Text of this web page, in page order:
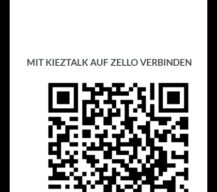
MIT KIEZTALK AUF ZELLO VERBINDEN